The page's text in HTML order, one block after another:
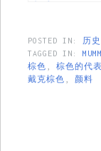
POSTED IN: 历史
TAGGED IN:
棕色
棕色的代
戴克棕色
颜料